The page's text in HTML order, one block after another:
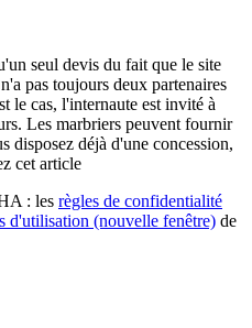
seul devis du fait que le site
pas toujours deux partenaires
le cas, l'internaute est invité à
Les marbriers peuvent fournir
disposez déjà d'une concession,
cet article
: les règles de confidentialité
d'utilisation (nouvelle fenêtre) de